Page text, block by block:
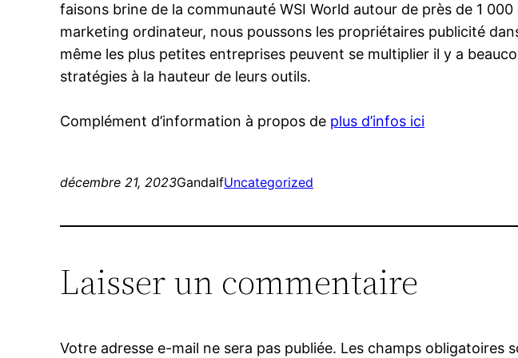
faisons brine de la communauté WSI World autour de près de 1
marketing ordinateur, nous poussons les propriétaires publicité
même les plus petites entreprises peuvent se multiplier il y a
stratégies à la hauteur de leurs outils.
Complément d’information à propos de plus d’infos ici
décembre 21, 2023GandalfUncategorized
Laisser un commentaire
Votre adresse e-mail ne sera pas publiée. Les champs obligatoires